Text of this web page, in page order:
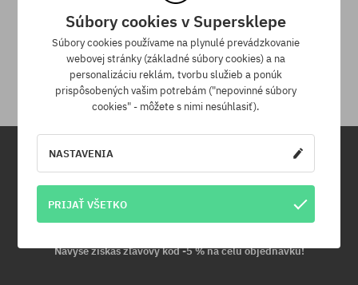
30 dní na vrátenie tovaru
Na vrátenie produktu máš 30 dní od dňa obdržania zásielky.
Newsletter
Prihláste sa na odber nášho newsletteru a ako prvý sa dozviete o
Navyše získaš zľavový kód -5 % na celú objednávku!
Súbory cookies v Supersklepe
Súbory cookies používame na plynulé prevádzkovanie
webovej stránky (základné súbory cookies) a na
personalizáciu reklám, tvorbu služieb a ponúk
prispôsobených vašim potrebám ("nepovinné súbory
cookies" - môžete s nimi nesúhlasiť).
NASTAVENIA
PRIJAŤ VŠETKO